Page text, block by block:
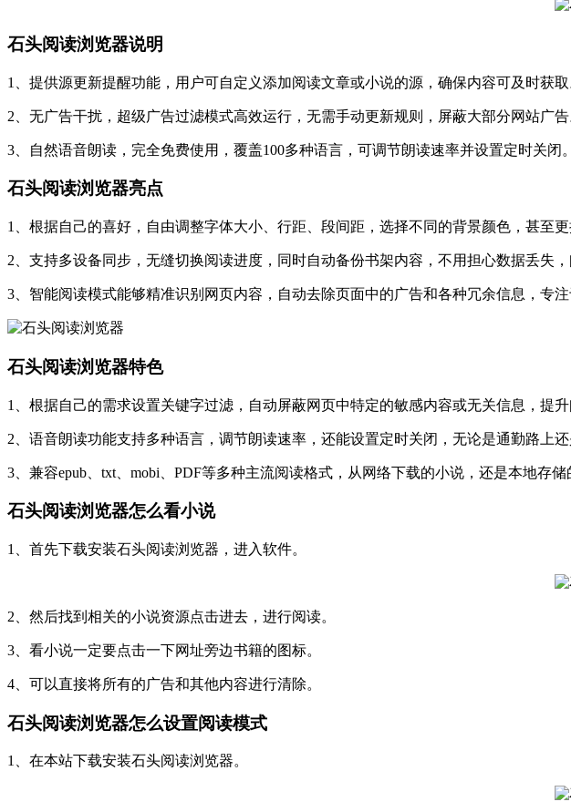
石头阅读浏览器说明
1、提供源更新提醒功能，用户可自定义添加阅读文章或小说的源，确保内容可及时获取
2、无广告干扰，超级广告过滤模式高效运行，无需手动更新规则，屏蔽大部分网站广告
3、自然语音朗读，完全免费使用，覆盖100多种语言，可调节朗读速率并设置定时关闭。
石头阅读浏览器亮点
1、根据自己的喜好，自由调整字体大小、行距、段间距，选择不同的背景颜色，甚至更
2、支持多设备同步，无缝切换阅读进度，同时自动备份书架内容，不用担心数据丢失，
3、智能阅读模式能够精准识别网页内容，自动去除页面中的广告和各种冗余信息，专注
石头阅读浏览器特色
1、根据自己的需求设置关键字过滤，自动屏蔽网页中特定的敏感内容或无关信息，提升
2、语音朗读功能支持多种语言，调节朗读速率，还能设置定时关闭，无论是通勤路上还
3、兼容epub、txt、mobi、PDF等多种主流阅读格式，从网络下载的小说，还是本地存储
石头阅读浏览器怎么看小说
1、首先下载安装石头阅读浏览器，进入软件。
2、然后找到相关的小说资源点击进去，进行阅读。
3、看小说一定要点击一下网址旁边书籍的图标。
4、可以直接将所有的广告和其他内容进行清除。
石头阅读浏览器怎么设置阅读模式
1、在本站下载安装石头阅读浏览器。